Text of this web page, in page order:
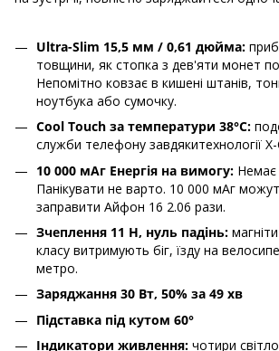
Ultra-Slim 15,5 мм / 0,61 дюйма:
товщини, як стопка з дев'яти монет по
Непомітно ковзає в кишені штанів,
ноутбука або сумочку.
Cool Touch за температури 38°C:
служби телефону завдякитехнології
10 000 мАг Енергія на вимогу: Немає
Панікувати не варто. 10 000 мАг
заправити Айфон 16 2.06 рази.
Зчеплення 11 Н, нуль падінь:
класу витримують біг, їзду на
метро.
Заряджання 30 Вт, 50% за 49 хв
Підставка під кутом 60°
Індикатори живлення: чотири